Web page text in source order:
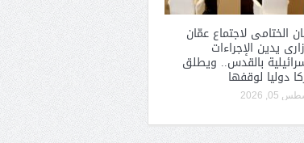
الختامى لاجتماع عمّان
يدين الإجراءات
بالقدس.. ويطلق
دوليا لوقفها
05, 2026